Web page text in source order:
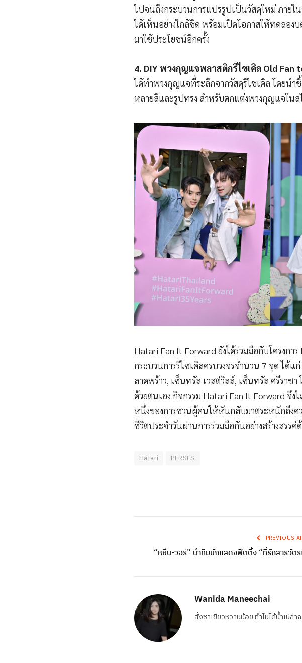
ไปจนถึงกระบวนการแปรรูปเป็นวัสดุใหม่ ภาย
ได้เห็นอย่างใกล้ชิด พร้อมเปิดโอกาสให้ทดลอง
มาใช้ประโยชน์อีกครั้ง
4. DIY พวงกุญแจพลาสติกรีไซเคิล Old Fan
ได้ทำพวงกุญแจที่ระลึกจากวัสดุรีไซเคิล โดยน
หลายสีและรูปทรง สำหรับตกแต่งพวงกุญแจในส
Hatari Fan It Forward ยังได้ร่วมมือกับโครงก
กระบวนการรีไซเคิลครบวงจรจำนวน 7 จุด ได้
ลาดพร้าว, เซ็นทรัล เวสต์วิลล์, เซ็นทรัล ศรีราช
ด้วยตนเอง กิจกรรม Hatari Fan It Forward จึง
หนึ่งของการชวนผู้คนให้หันกลับมาตระหนักถึงค
ชีวิตประจำวันผ่านการร่วมมือกันอย่างสร้างสรรค์
Hatari PERSES
PREVIOUS
“หยิ่น-วอร์” นำทีมนักแสดงฟิตติ้ง “ที่รักสารวัตร
Wanida Maneechai
สั่งชาเขียวหวานน้อย ทำไมได้น้ำเปล่า